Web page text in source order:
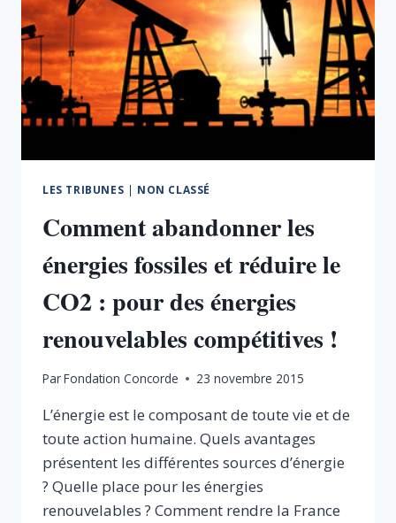
LES TRIBUNES | NON CLASSÉ
Comment abandonner les
énergies fossiles et réduire le
CO2 : pour des énergies
renouvelables compétitives !
ParFondation Concorde 23 novembre 2015
L’énergie est le composant de toute vie et de
toute action humaine. Quels avantages
présentent les différentes sources d’énergie
? Quelle place pour les énergies
renouvelables ? Comment rendre la France